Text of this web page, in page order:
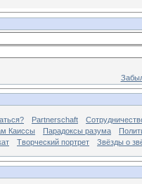
Partnerschaft
Каиссы Парадоксы разума
Творческий портрет Звёзды о